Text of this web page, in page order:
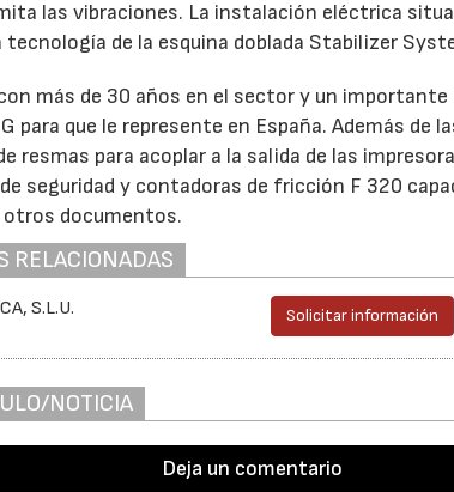
las vibraciones. La instalación eléctrica
tecnología de la esquina doblada Stabilizer
más de 30 años en el sector y un
para que le represente en España. Además de
resmas para acoplar a la salida de las
seguridad y contadoras de fricción F 320
documentos.
RELACIONADAS
S.L.U. Solicitar información
NOTICIA
Deja un comentario